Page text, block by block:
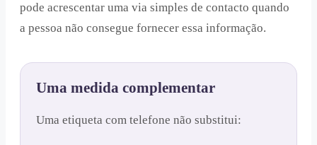
pode acrescentar uma via simples de contacto quando
a pessoa não consegue fornecer essa informação.
Uma medida complementar
Uma etiqueta com telefone não substitui: